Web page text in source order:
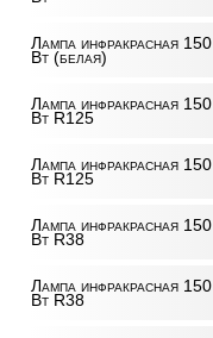
Лампа инфракрасная 150
Вт (белая)
Лампа инфракрасная 150
Вт R125
Лампа инфракрасная 150
Вт R125
Лампа инфракрасная 150
Вт R38
Лампа инфракрасная 150
Вт R38